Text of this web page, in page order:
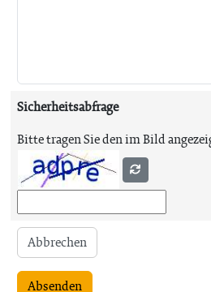
Sicherheitsabfrage
Bitte tragen Sie den im Bild
Abbrechen
Absenden